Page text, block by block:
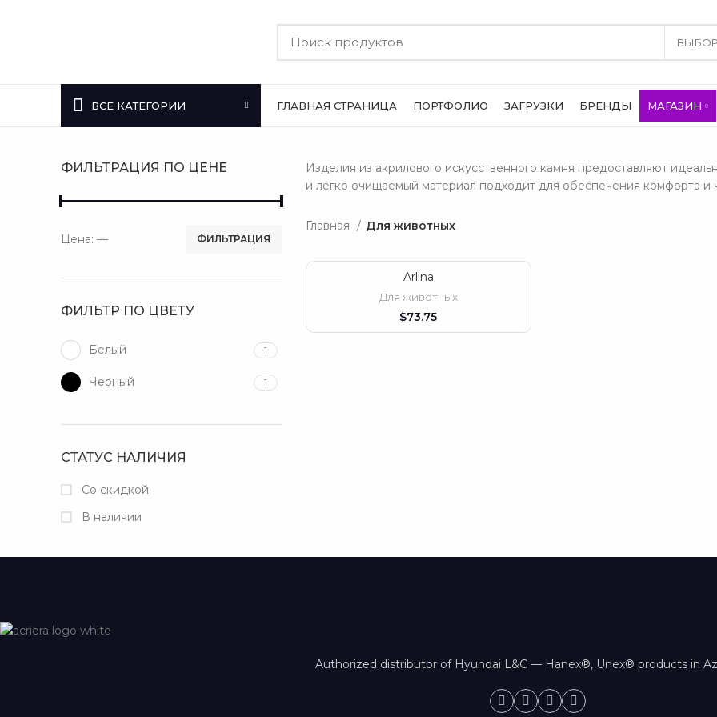
ВСЕ КАТЕГОРИИ ГЛАВНАЯ СТРАНИЦА ПОРТФОЛИО ЗАГРУЗКИ БРЕНДЫ МАГАЗИН
ФИЛЬТРАЦИЯ ПО ЦЕНЕ
ФИЛЬТРАЦИЯ
Цена: —
ФИЛЬТР ПО ЦВЕТУ
Белый 1
Черный 1
СТАТУС НАЛИЧИЯ
Со скидкой
В наличии
Изделия из акрилового искусственного камня предоставляют
и легко очищаемый материал подходит для обеспечения комфорта и
Главная Для животных
ВЫБЕРИТЕ ПАРАМЕТРЫ
Arlina
Для животных
$
Authorized distributor of Hyundai L&C — Hanex®, Unex® products in